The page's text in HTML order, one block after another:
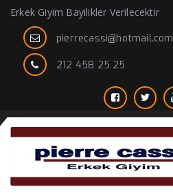
Erkek Giyim Bayilikler Verilecektir
pierrecassi@hotmail.com
212 458 25 25